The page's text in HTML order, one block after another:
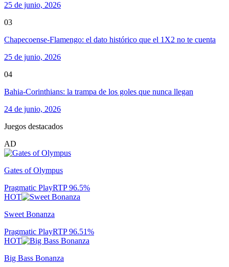
25 de junio, 2026
03
Chapecoense-Flamengo: el dato histórico que el 1X2 no te cuenta
25 de junio, 2026
04
Bahia-Corinthians: la trampa de los goles que nunca llegan
24 de junio, 2026
Juegos destacados
AD
Gates of Olympus
Pragmatic PlayRTP96.5%
HOT
Sweet Bonanza
Pragmatic PlayRTP96.51%
HOT
Big Bass Bonanza